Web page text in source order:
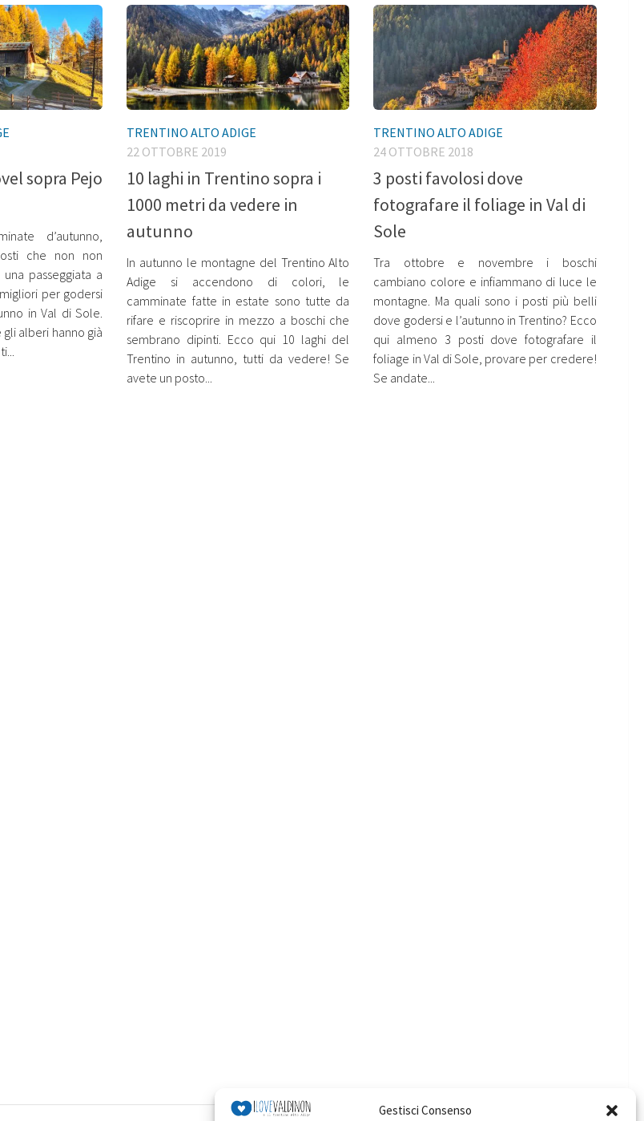
Gestisci Consenso
sopra Pejo
d’autunno,
che non non
passeggiata a
per godersi
in Val di Sole.
alberi hanno già
TRENTINO ALTO ADIGE
22 OTTOBRE 2019
10 laghi in Trentino sopra i
1000 metri da vedere in
autunno
In autunno le montagne del Trentino Alto
Adige si accendono di colori, le
camminate fatte in estate sono tutte da
rifare e riscoprire in mezzo a boschi che
sembrano dipinti. Ecco qui 10 laghi del
Trentino in autunno, tutti da vedere! Se
avete un posto...
TRENTINO ALTO ADIGE
24 OTTOBRE 2018
3 posti favolosi dove
fotografare il foliage in Val di
Sole
Tra ottobre e novembre i boschi
cambiano colore e infiammano di luce le
montagne. Ma quali sono i posti più belli
dove godersi e l’autunno in Trentino? Ecco
qui almeno 3 posti dove fotografare il
foliage in Val di Sole, provare per credere!
Se andate...